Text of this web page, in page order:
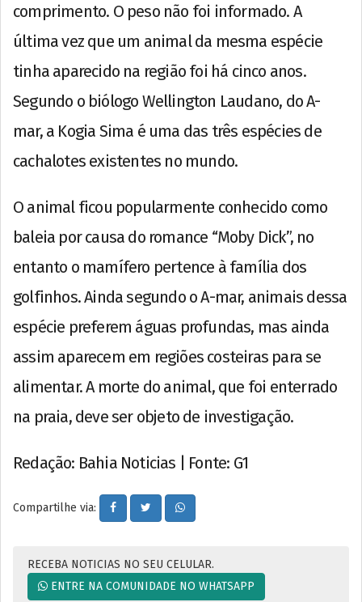
comprimento. O peso não foi informado. A
última vez que um animal da mesma espécie
tinha aparecido na região foi há cinco anos.
Segundo o biólogo Wellington Laudano, do A-
mar, a Kogia Sima é uma das três espécies de
cachalotes existentes no mundo.
O animal ficou popularmente conhecido como
baleia por causa do romance “Moby Dick”, no
entanto o mamífero pertence à família dos
golfinhos. Ainda segundo o A-mar, animais dessa
espécie preferem águas profundas, mas ainda
assim aparecem em regiões costeiras para se
alimentar. A morte do animal, que foi enterrado
na praia, deve ser objeto de investigação.
Redação: Bahia Noticias | Fonte: G1
Compartilhe via:
RECEBA NOTICIAS NO SEU CELULAR.
ENTRE NA COMUNIDADE NO WHATSAPP